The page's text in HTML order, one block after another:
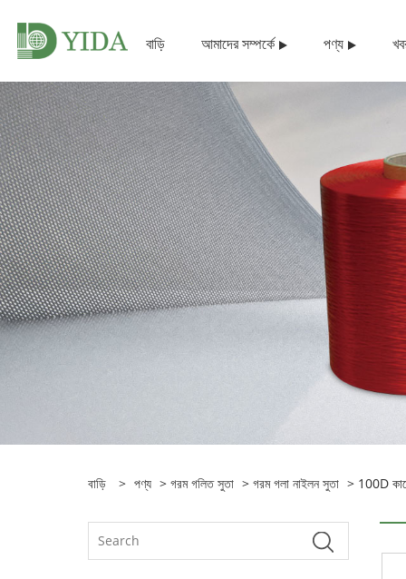
বাড়ি আমাদের সম্পর্কে পণ্য
বাড়ি > পণ্য > গরম গলিত সুতা > গরম গলা নাইলন সুতা > 100D